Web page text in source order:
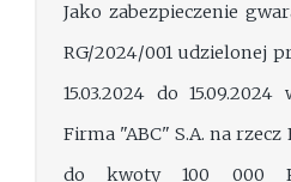
Jako zabezpieczenie
RG/2024/001 udzielonej
15.03.2024 do
Firma "ABC" S.A. na rzecz
do kwoty 100 000